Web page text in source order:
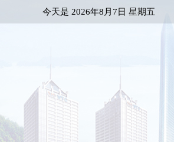
今天是 2026年8月7日 星期五